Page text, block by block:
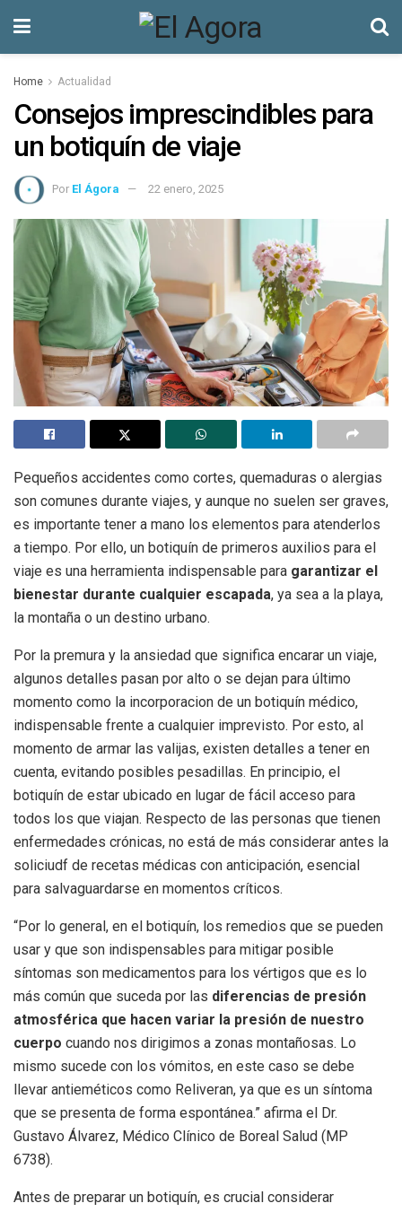
Home Actualidad
Consejos imprescindibles para
un botiquín de viaje
Por El Ágora 22 enero, 2025
Pequeños accidentes como cortes, quemaduras o alergias
son comunes durante viajes, y aunque no suelen ser graves,
es importante tener a mano los elementos para atenderlos
a tiempo. Por ello, un botiquín de primeros auxilios para el
viaje es una herramienta indispensable para garantizar el
bienestar durante cualquier escapada, ya sea a la playa,
la montaña o un destino urbano.
Por la premura y la ansiedad que significa encarar un viaje,
algunos detalles pasan por alto o se dejan para último
momento como la incorporacion de un botiquín médico,
indispensable frente a cualquier imprevisto. Por esto, al
momento de armar las valijas, existen detalles a tener en
cuenta, evitando posibles pesadillas. En principio, el
botiquín de estar ubicado en lugar de fácil acceso para
todos los que viajan. Respecto de las personas que tienen
enfermedades crónicas, no está de más considerar antes la
soliciudf de recetas médicas con anticipación, esencial
para salvaguardarse en momentos críticos.
“Por lo general, en el botiquín, los remedios que se pueden
usar y que son indispensables para mitigar posible
síntomas son medicamentos para los vértigos que es lo
más común que suceda por las diferencias de presión
atmosférica que hacen variar la presión de nuestro
cuerpo cuando nos dirigimos a zonas montañosas. Lo
mismo sucede con los vómitos, en este caso se debe
llevar antieméticos como Reliveran, ya que es un síntoma
que se presenta de forma espontánea.” afirma el Dr.
Gustavo Álvarez, Médico Clínico de Boreal Salud (MP
6738).
Antes de preparar un botiquín, es crucial considerar